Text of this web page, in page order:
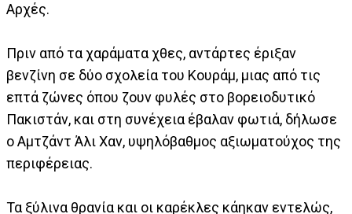
Αρχές.
Πριν από τα χαράματα χθες, αντάρτες έριξαν
βενζίνη σε δύο σχολεία του Κουράμ, μιας από τις
επτά ζώνες όπου ζουν φυλές στο βορειοδυτικό
Πακιστάν, και στη συνέχεια έβαλαν φωτιά, δήλωσε
ο Αμτζάντ Άλι Χαν, υψηλόβαθμος αξιωματούχος της
περιφέρειας.
Τα ξύλινα θρανία και οι καρέκλες κάηκαν εντελώς,